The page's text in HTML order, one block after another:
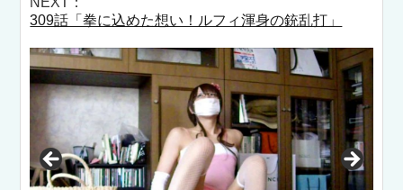
309話「拳に込めた想い！ルフィ渾身の銃乱打」